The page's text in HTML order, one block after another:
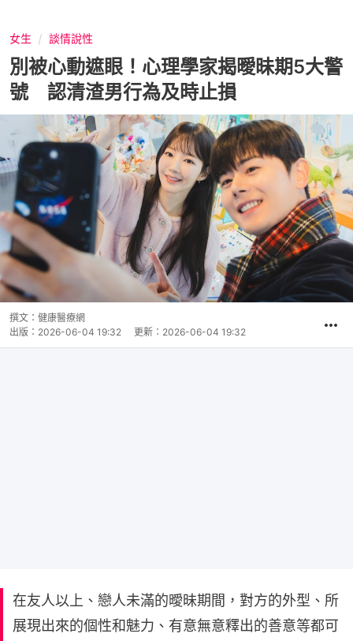
女生 談情說性
別被心動遮眼！心理學家揭曖昧期5大警
號 認清渣男行為及時止損
撰文： 健康醫療網
出版： 2026-06-04 19:32 更新： 2026-06-04 19:32
在友人以上、戀人未滿的曖昧期間，對方的外型、所
展現出來的個性和魅力、有意無意釋出的善意等都可